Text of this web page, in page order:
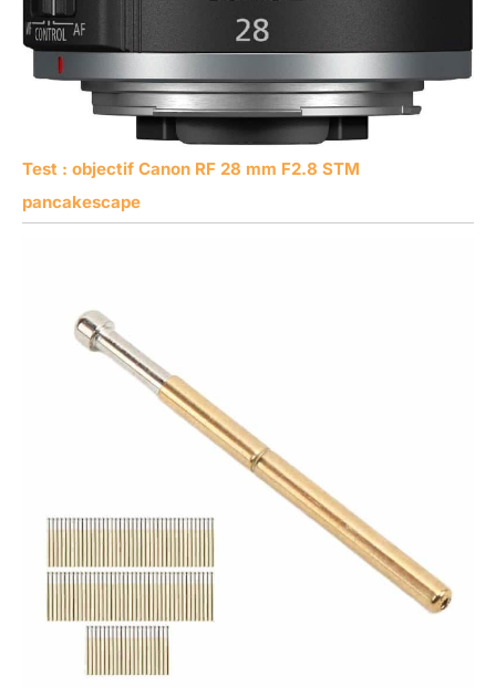
Test : objectif Canon RF 28 mm F2.8 STM
pancakescape